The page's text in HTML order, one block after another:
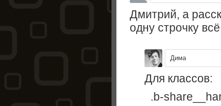
Дмитрий, а
одну строчку
Дима
Для классов:
.b-